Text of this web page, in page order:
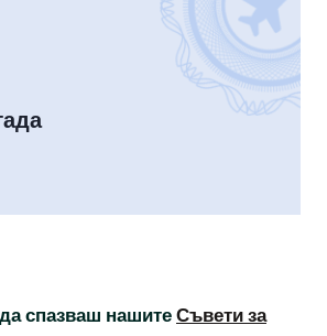
спазваш нашитеСъвети за